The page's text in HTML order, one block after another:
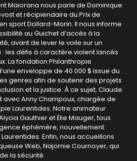
Maiorana nous parle de Dominique
et récipiendaire du Prix de
sport Dollard-Morin. Il nous informe
au Guichet d’accès à la
avant de lever le voile sur un
les défis à caractère violent lancés
La fondation Philanthropie
enveloppe de 40 000 $ issue du
genres afin de soutenir des projets
et la justice. À ce sujet, Claude
avec Anny Champoux, chargée de
Laurentides. Notre animateur
Gauthier et Élie Mauger, tous
éphémère, nouvellement
Enfin, nous accueillons
Web, Najomie Cournoyer, qui
la sécurité.